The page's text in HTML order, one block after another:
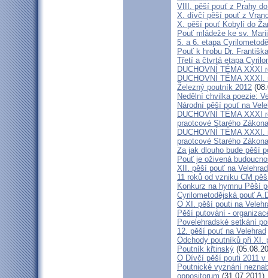
VIII. pěší pouť z Prahy
X. dívčí pěší pouť z
X. pěší pouť Kobylí do
Pouť mládeže ke sv.
5. a 6. etapa
Pouť k hrobu Dr.
Třetí a čtvrtá etapa
DUCHOVNÍ TÉMA XXXI
DUCHOVNÍ TÉMA
Železný poutník 2012
Nedělní chvilka poezie:
Národní pěší pouť na
DUCHOVNÍ TÉMA XXXI
praotcové Starého Zákona
DUCHOVNÍ TÉMA
praotcové Starého Zákona
Za jak dlouho bude pěší
Pouť je oživená
XII. pěší pouť na
11 roků od vzniku CM
Konkurz na hymnu Pěší
Cyrilometodějská pouť
O XI. pěší pouti na
Pěší putování -
Povelehradské setkání
12. pěší pouť na Velehrad
Odchody poutníků při XI.
Poutník křtinský
O Dívčí pěší pouti 2011 v
Poutnické vyznání
oppositorum (31.07.2011)